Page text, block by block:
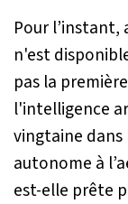
Pour l’instant,
n'est
pas la
l'intelligence
vingtaine dans
autonome à
est-elle prête